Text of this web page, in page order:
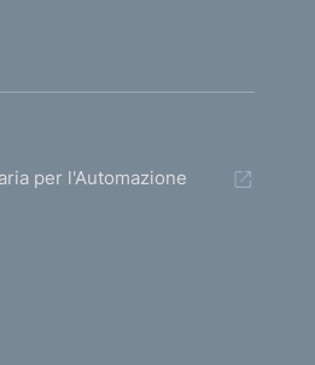
per l'Automazione